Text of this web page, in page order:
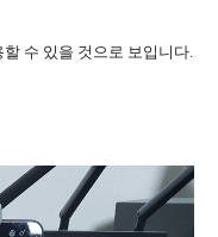
수 있을 것으로 보입니다.